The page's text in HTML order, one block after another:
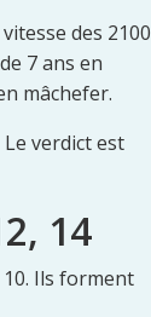
des 2100
7 ans en
mâchefer.
verdict est
14
Ils forment